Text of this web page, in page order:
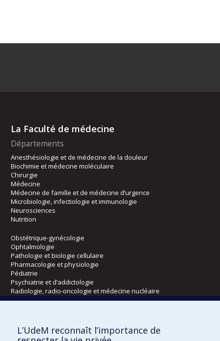
La Faculté de médecine
Départements
Anesthésiologie et de médecine de la douleur
Biochimie et médecine moléculaire
Chirurgie
Médecine
Médecine de famille et de médecine d’urgence
Microbiologie, infectiologie et immunologie
Neurosciences
Nutrition
Obstétrique-gynécologie
Ophtalmologie
Pathologie et biologie cellulaire
Pharmacologie et physiologie
Pédiatrie
Psychiatrie et d’addictologie
Radiologie, radio-oncologie et médecine nucléaire
Kinésiologie et des sciences de l’activité physique
L’UdeM reconnaît l’importance de